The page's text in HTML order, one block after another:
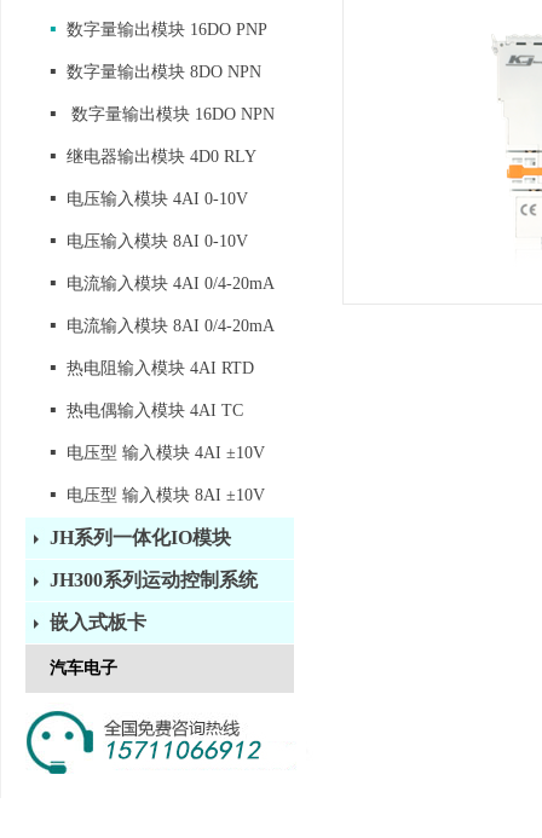
▪ 数字量输出模块 16DO PNP
▪ 数字量输出模块 8DO NPN
▪ 数字量输出模块 16DO NPN
▪ 继电器输出模块 4D0 RLY
▪ 电压输入模块 4AI 0-10V
▪ 电压输入模块 8AI 0-10V
▪ 电流输入模块 4AI 0/4-20mA
▪ 电流输入模块 8AI 0/4-20mA
▪ 热电阻输入模块 4AI RTD
▪ 热电偶输入模块 4AI TC
▪ 电压型 输入模块 4AI ±10V
▪ 电压型 输入模块 8AI ±10V
JH系列一体化IO模块
JH300系列运动控制系统
嵌入式板卡
汽车电子